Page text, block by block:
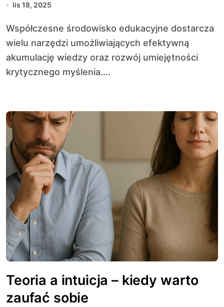
lis 18, 2025
Współczesne środowisko edukacyjne dostarcza
wielu narzędzi umożliwiających efektywną
akumulację wiedzy oraz rozwój umiejętności
krytycznego myślenia....
Teoria a intuicja – kiedy warto
zaufać sobie